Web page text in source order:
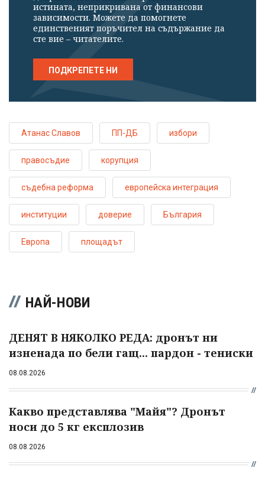
истината, неприкривана от финансови
зависимости. Можете да помогнете
единственият поръчител на съдържание да
сте вие – читателите.
ПОДКРЕПЕТЕ НИ
Атанас Славов ПП-ДБ избори
правосъдие корупция
съдебна реформа европейска интеграция
институции доверие България
Европа площадът
НАЙ-НОВИ
ДЕНЯТ В НЯКОЛКО РЕДА: дронът ни
изненада по бели гащ... пардон - тениски
08.08.2026
Какво представлява "Майя"? Дронът
носи до 5 кг експлозив
08.08.2026